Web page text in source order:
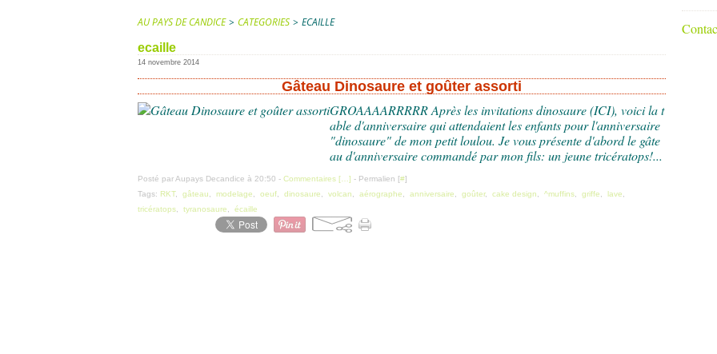
AU PAYS DE CANDICE > CATEGORIES > ECAILLE
ecaille
14 novembre 2014
Gâteau Dinosaure et goûter assorti
GROAAAARRRRR Après les invitations dinosaure (ICI), voici la t
able d'anniversaire qui attendaient les enfants pour l'anniversaire
"dinosaure" de mon petit loulou. Je vous présente d'abord le gâte
au d'anniversaire commandé par mon fils: un jeune tricératops!...
Posté par Aupays Decandice à 20:50 - Commentaires [ ] - Permalien [#]
Tags: RKT, gâteau modelage oeuf dinosaure volcan aérographe anniversaire goûter, cake design ^muffins griffe lave
tricératops
tyranosaure écaille